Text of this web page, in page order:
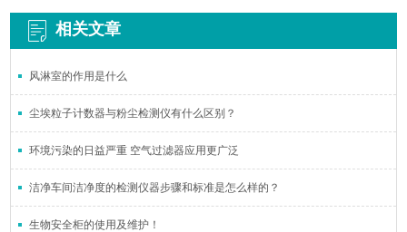
相关文章
风淋室的作用是什么
尘埃粒子计数器与粉尘检测仪有什么区别？
环境污染的日益严重 空气过滤器应用更广泛
洁净车间洁净度的检测仪器步骤和标准是怎么样的？
生物安全柜的使用及维护！